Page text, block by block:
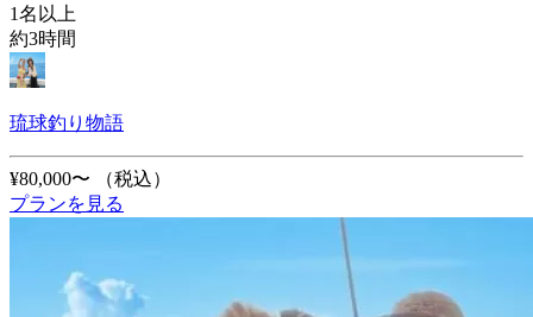
1名以上
約3時間
琉球釣り物語
¥80,000〜
（税込）
プランを見る